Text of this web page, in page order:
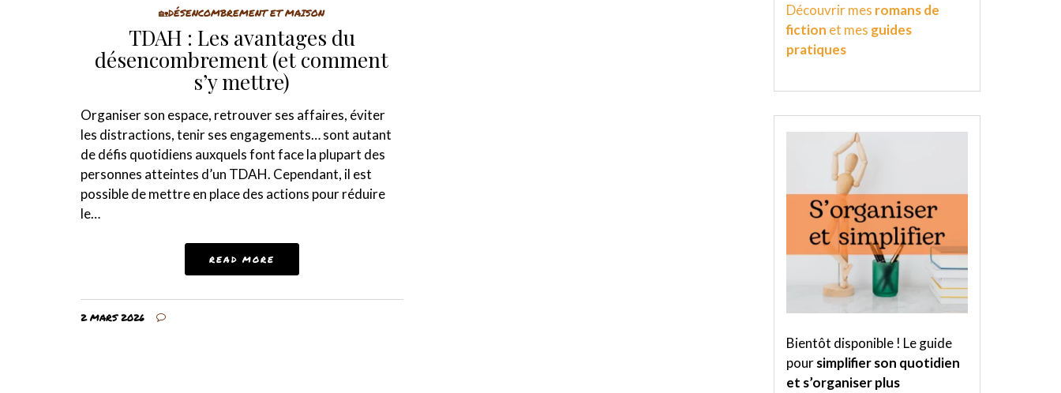
🏡DÉSENCOMBREMENT ET MAISON
TDAH : Les avantages du
désencombrement (et comment
s’y mettre)
Organiser son espace, retrouver ses affaires, éviter
les distractions, tenir ses engagements… sont autant
de défis quotidiens auxquels font face la plupart des
personnes atteintes d’un TDAH. Cependant, il est
possible de mettre en place des actions pour réduire
le…
READ MORE
2 MARS 2026
Découvrir mes romans de
fiction et mes guides
pratiques
Bientôt disponible ! Le guide
poursimplifier son quotidien
et s’organiser plus